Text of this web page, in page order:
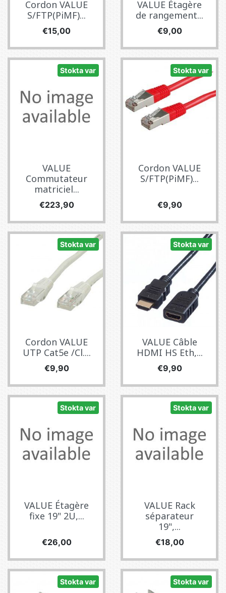
Cordon VALUE
S/FTP(PiMF)...
Fiyat
€15,00
VALUE Étagère
de rangement...
Fiyat
€9,00
Stokta var
VALUE
Commutateur
matriciel...
Fiyat
€223,90
Stokta var
Cordon VALUE
S/FTP(PiMF)...
Fiyat
€9,90
Stokta var
Cordon VALUE
UTP Cat5e /Cl....
Fiyat
€9,90
Stokta var
VALUE Câble
HDMI HS Eth,...
Fiyat
€9,90
Stokta var
VALUE Étagère
fixe 19" 2U,...
Fiyat
€26,00
Stokta var
VALUE Rack
séparateur
19",...
Fiyat
€18,00
Stokta var Stokta var